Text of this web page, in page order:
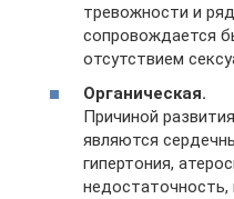
тревожности и
сопровождается
отсутствием
Органическая.
Причиной
являются
гипертония,
недостаточность,